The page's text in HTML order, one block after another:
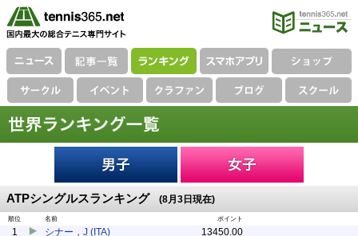
ATPシングルスランキング (8月3日現在)
順位 名前 ポイント
1 シナー，J (ITA) 13450.00